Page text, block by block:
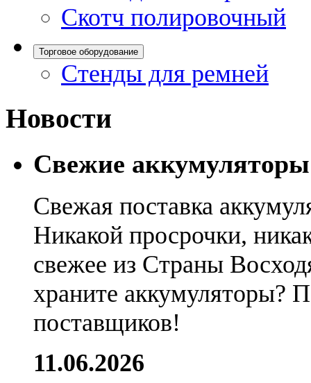
Скотч полировочный
Торговое оборудование
Стенды для ремней
Новости
Свежие
Свежая поставка
Никакой просрочки,
свежее из Страны
храните аккумуляторы?
поставщиков!
11.06.2026